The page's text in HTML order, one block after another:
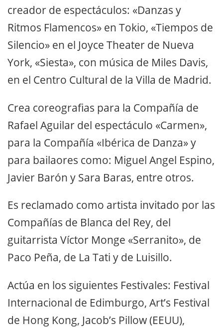
creador de espectáculos: «Danzas y
Ritmos Flamencos» en Tokio, «Tiempos de
Silencio» en el Joyce Theater de Nueva
York, «Siesta», con música de Miles Davis,
en el Centro Cultural de la Villa de Madrid.
Crea coreografias para la Compañía de
Rafael Aguilar del espectáculo «Carmen»,
para la Compañía «Ibérica de Danza» y
para bailaores como: Miguel Angel Espino,
Javier Barón y Sara Baras, entre otros.
Es reclamado como artista invitado por las
Compañías de Blanca del Rey, del
guitarrista Víctor Monge «Serranito», de
Paco Peña, de La Tati y de Luisillo.
Actúa en los siguientes Festivales: Festival
Internacional de Edimburgo, Art’s Festival
de Hong Kong, Jacob’s Pillow (EEUU),